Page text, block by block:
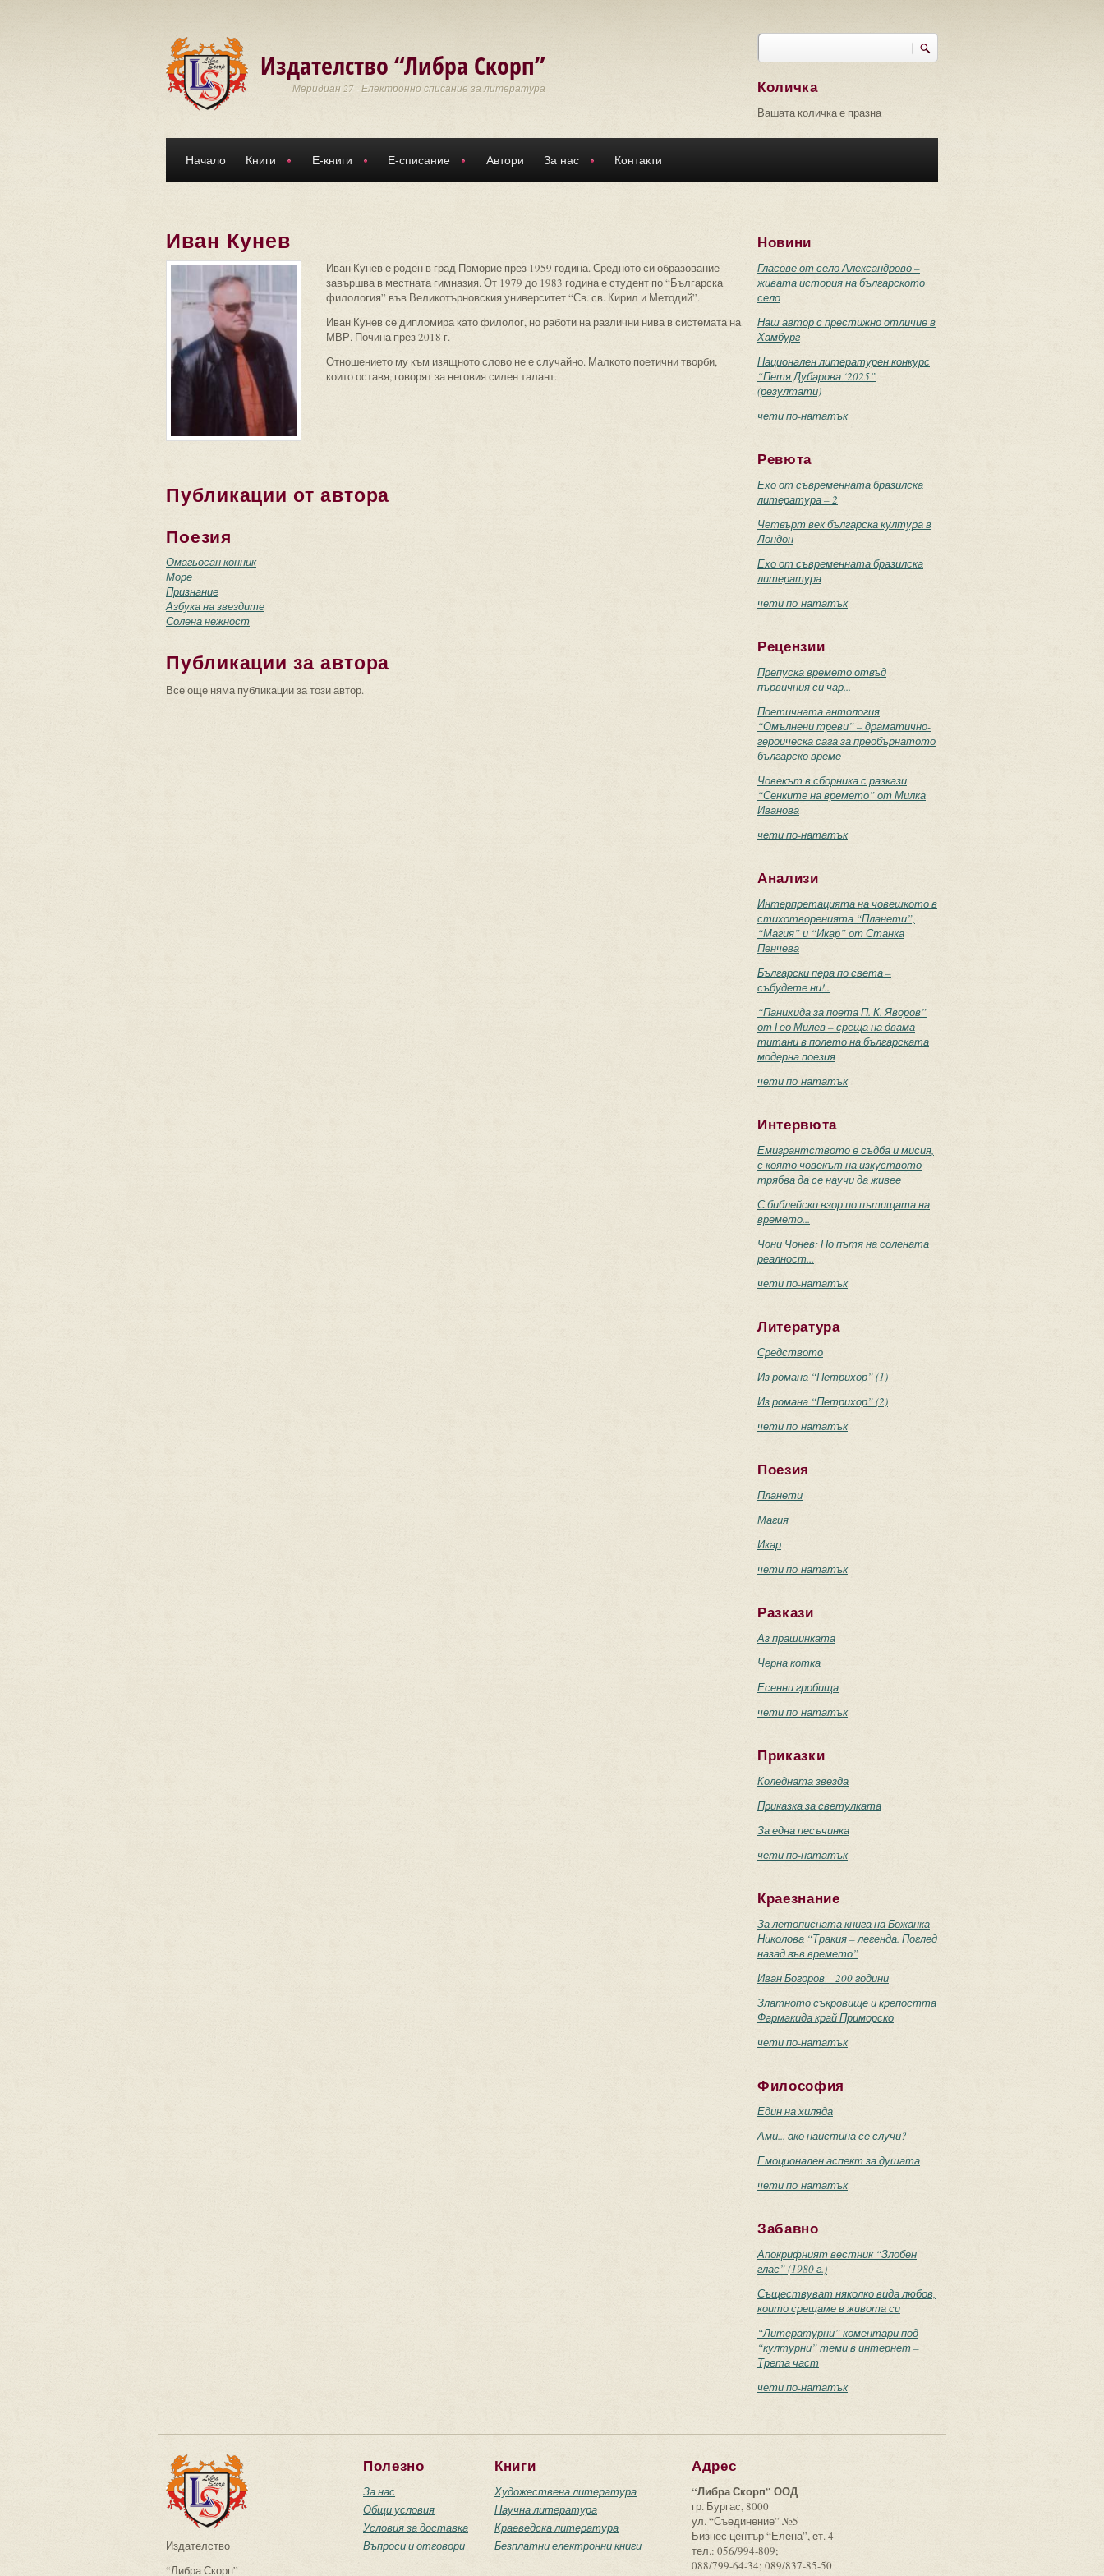
Издателство “Либра Скорп”
Меридиан 27 - Електронно списание за литература
Търси
Количка
Вашата количка е празна
Начало Книги Е-книги Е-списание Автори За нас Контакти
Иван Кунев
Иван Кунев е роден в град Поморие през 1959 година. Средното си образование
завършва в местната гимназия. От 1979 до 1983 година е студент по “Българска
филология” във Великотърновския университет “Св. св. Кирил и Методий”.
Иван Кунев се дипломира като филолог, но работи на различни нива в системата на
МВР. Почина през 2018 г.
Отношението му към изящното слово не е случайно. Малкото поетични творби,
които оставя, говорят за неговия силен талант.
Публикации от автора
Поезия
Омагьосан конник
Море
Признание
Азбука на звездите
Солена нежност
Публикации за автора
Все още няма публикации за този автор.
Новини
Гласове от село Александрово –
живата история на българското
село
Наш автор с престижно отличие в
Хамбург
Национален литературен конкурс
“Петя Дубарова ‘2025”
(резултати)
чети по-нататък
Ревюта
Ехо от съвременната бразилска
литература – 2
Четвърт век българска култура в
Лондон
Ехо от съвременната бразилска
литература
чети по-нататък
Рецензии
Препуска времето отвъд
първичния си чар...
Поетичната антология
“Омълнени треви” – драматично-
героическа сага за преобърнатото
българско време
Човекът в сборника с разкази
“Сенките на времето” от Милка
Иванова
чети по-нататък
Анализи
Интерпретацията на човешкото в
стихотворенията “Планети”,
“Магия” и “Икар” от Станка
Пенчева
Български пера по света –
събудете ни!..
“Панихида за поета П. К. Яворов”
от Гео Милев – среща на двама
титани в полето на българската
модерна поезия
чети по-нататък
Интервюта
Емигрантството е съдба и мисия,
с която човекът на изкуството
трябва да се научи да живее
С библейски взор по пътищата на
времето...
Чони Чонев: По пътя на солената
реалност...
чети по-нататък
Литература
Средството
Из романа “Петрихор” (1)
Из романа “Петрихор” (2)
чети по-нататък
Поезия
Планети
Магия
Икар
чети по-нататък
Разкази
Аз прашинката
Черна котка
Есенни гробища
чети по-нататък
Приказки
Коледната звезда
Приказка за светулката
За една песъчинка
чети по-нататък
Краезнание
За летописната книга на Божанка
Николова “Тракия – легенда. Поглед
назад във времето”
Иван Богоров – 200 години
Златното съкровище и крепостта
Фармакида край Приморско
чети по-нататък
Философия
Един на хиляда
Ами... ако наистина се случи?
Емоционален аспект за душата
чети по-нататък
Забавно
Апокрифният вестник “Злобен
глас” (1980 г.)
Съществуват няколко вида любов,
които срещаме в живота си
“Литературни” коментари под
“културни” теми в интернет –
Трета част
чети по-нататък
Издателство
“Либра Скорп”
Полезно
За нас
Общи условия
Условия за доставка
Въпроси и отговори
Книги
Художествена литература
Научна литература
Краеведска литература
Безплатни електронни книги
Адрес
“Либра Скорп” ООД
гр. Бургас, 8000
ул. “Съединение” №5
Бизнес център “Елена”, ет. 4
тел.: 056/994-809;
088/799-64-34; 089/837-85-50